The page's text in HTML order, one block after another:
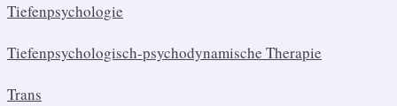
Tiefenpsychologie
Tiefenpsychologisch-psychodynamische Therapie
Trans